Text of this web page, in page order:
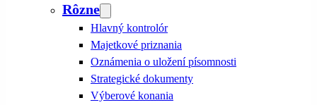
Rôzne
Hlavný kontrolór
Majetkové priznania
Oznámenia o uložení písomnosti
Strategické dokumenty
Výberové konania